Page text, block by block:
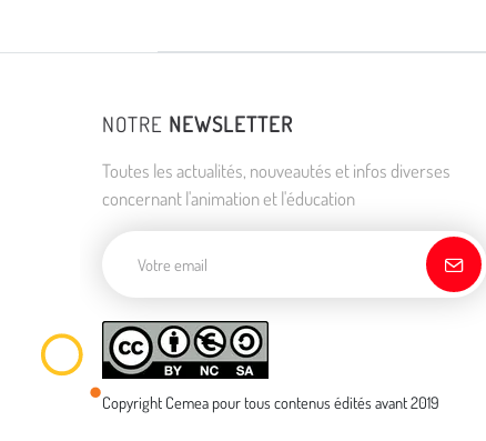
NOTRE NEWSLETTER
Toutes les actualités, nouveautés et infos diverses
concernant l'animation et l'éducation
Copyright Cemea pour tous contenus édités avant 2019